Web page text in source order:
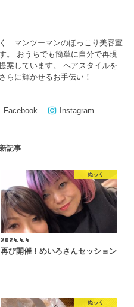
マンツーマンのほっこり美容室
。 おうちでも簡単に自分で再現
案しています。 ヘアスタイルを
らに輝かせるお手伝い！
Facebook Instagram
記事
ぬっく
2024.4.4
再び開催！めいろさんセッション
ぬっく